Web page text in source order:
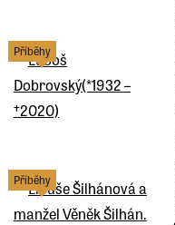
Příběhy
Příběhy